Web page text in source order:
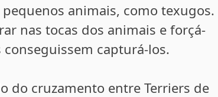
animais, como texugos.
nas tocas dos animais e forçá-
capturá-los.
do cruzamento entre Terriers de